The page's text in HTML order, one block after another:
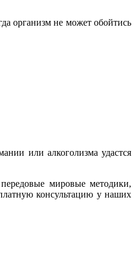
организм не может обойтись
или алкоголизма удастся
мировые методики,
консультацию у наших